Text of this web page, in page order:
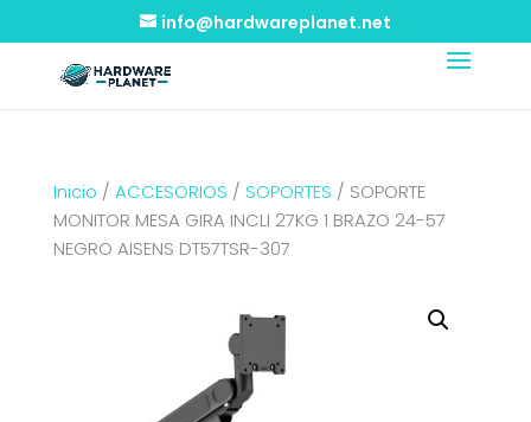
info@hardwareplanet.net
Inicio / ACCESORIOS / SOPORTES / SOPORTE
MONITOR MESA GIRA INCLI 27KG 1 BRAZO 24-57
NEGRO AISENS DT57TSR-307